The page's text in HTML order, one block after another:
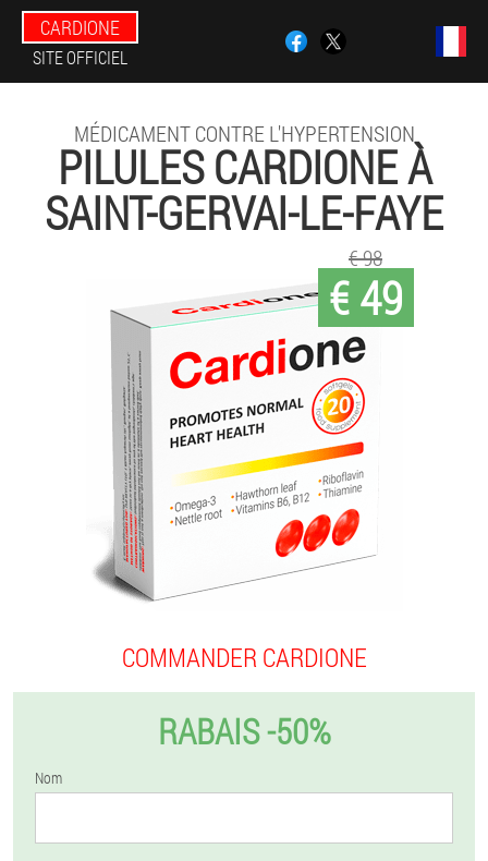
CARDIONE
SITE OFFICIEL
MÉDICAMENT CONTRE L'HYPERTENSION
PILULES CARDIONE À
SAINT-GERVAI-LE-FAYE
€ 49
€ 98
COMMANDER CARDIONE
RABAIS -50%
Nom